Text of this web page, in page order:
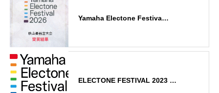
Yamaha Electone Festiva…
ELECTONE FESTIVAL 2023 …